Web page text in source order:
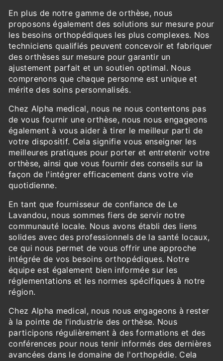
En plus de notre gamme de orthèse, nous
proposons également des solutions sur mesure pour
les besoins orthopédiques les plus complexes. Nos
techniciens qualifiés peuvent concevoir et fabriquer
des orthèses sur mesure pour garantir un
ajustement parfait et un soutien optimal. Nous
comprenons que chaque personne est unique et
mérite des soins personnalisés.
Chez Alpha medical, nous ne nous contentons pas
de vous fournir une orthèse, nous nous engageons
également à vous aider à tirer le meilleur parti de
votre dispositif. Cela signifie vous enseigner les
meilleures pratiques pour porter et entretenir votre
orthèse, ainsi que vous fournir des conseils sur la
façon de l'intégrer efficacement dans votre vie
quotidienne.
En tant que fournisseur de confiance de Le
Lavandou, nous sommes fiers de servir notre
communauté locale. Nous avons établi des liens
solides avec des professionnels de la santé locaux,
ce qui nous permet de vous offrir une approche
intégrée de vos besoins orthopédiques. Notre
équipe est également bien informée sur les
réglementations et les normes spécifiques à notre
région.
Chez Alpha medical, nous nous engageons à rester
à la pointe de l'industrie des orthèse. Nous
participons régulièrement à des formations et des
conférences pour nous tenir informés des dernières
avancées dans le domaine de l'orthopédie. Cela